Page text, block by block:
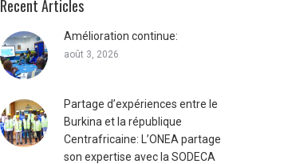
Recent Articles
Amélioration continue:
août 3, 2026
Partage d’expériences entre le
Burkina et la république
Centrafricaine: L’ONEA partage
son expertise avec la SODECA